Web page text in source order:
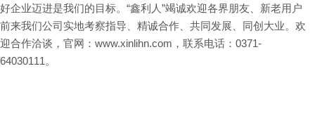
好企业迈进是我们的目标。“鑫利人”竭诚欢迎各界朋友、新老用户
前来我们公司实地考察指导、精诚合作、共同发展、同创大业。欢
迎合作洽谈，官网：www.xinlihn.com，联系电话：0371-
64030111。